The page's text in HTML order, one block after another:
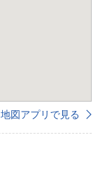
地図アプリで見る